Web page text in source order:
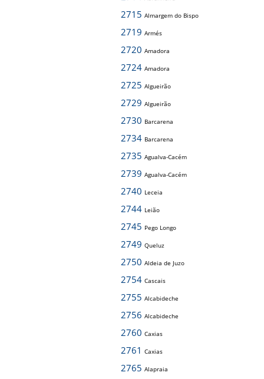
2715 Almargem do Bispo
2719 Armés
2720 Amadora
2724 Amadora
2725 Algueirão
2729 Algueirão
2730 Barcarena
2734 Barcarena
2735 Agualva-Cacém
2739 Agualva-Cacém
2740 Leceia
2744 Leião
2745 Pego Longo
2749 Queluz
2750 Aldeia de Juzo
2754 Cascais
2755 Alcabideche
2756 Alcabideche
2760 Caxias
2761 Caxias
2765 Alapraia